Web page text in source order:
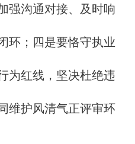
强沟通对接、及时响
环；四是要恪守执业
为红线，坚决杜绝违
维护风清气正评审环